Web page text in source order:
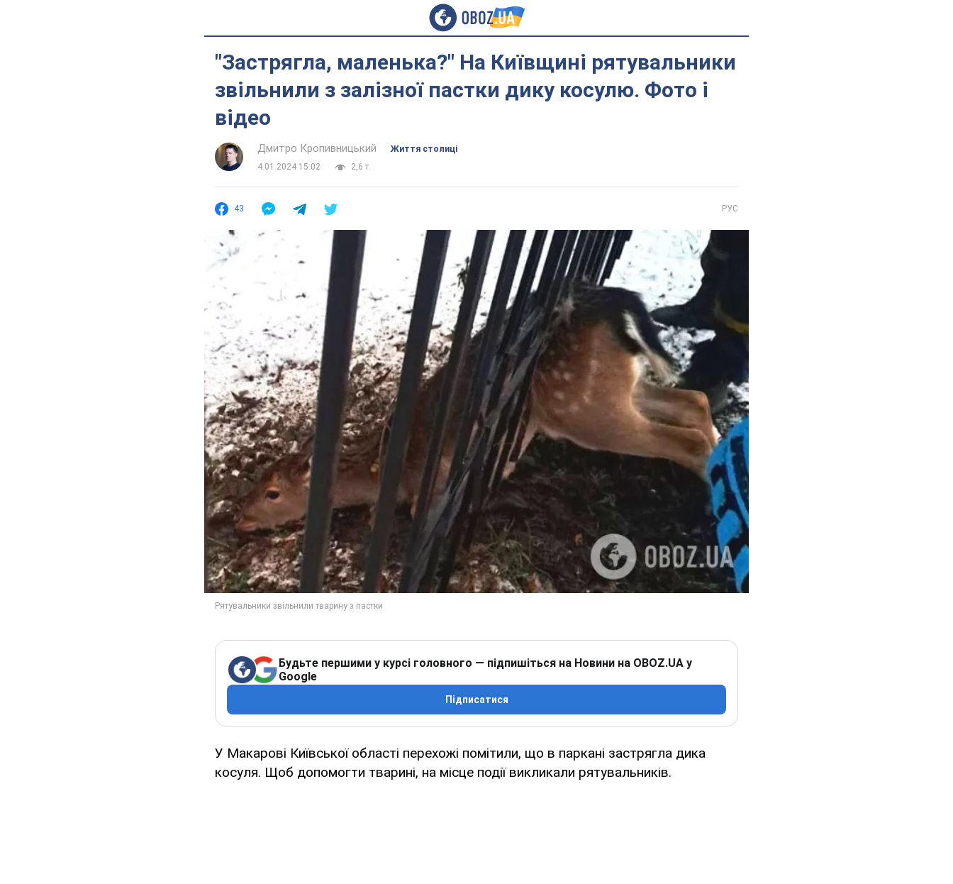
"Застрягла, маленька?" На Київщині рятувальники
звільнили з залізної пастки дику косулю. Фото і
відео
Дмитро Кропивницький
Життя столиці
4.01.2024 15:02
2,6 т.
43 РУС
Будьте першими у курсі головного — підпишіться на Новини на OBOZ.UA у
Google
Підписатися
У Макарові Київської області перехожі помітили, що в паркані застрягла дика
косуля. Щоб допомогти тварині, на місце події викликали рятувальників.